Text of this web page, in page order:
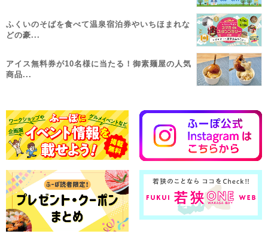
ふくいのそばを食べて温泉宿泊券やいちほまれな
どの豪...
アイス無料券が10名様に当たる！御素麺屋の人気
商品...